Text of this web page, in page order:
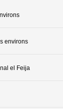
environs
el Feija